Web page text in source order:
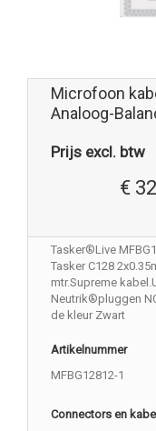
Microfoon
Analoog-
Prijs excl. btw
€
Tasker®Live
Tasker C128
mtr.Supreme
Neutrik®pluggen
de kleur Zwart
Artikelnummer
MFBG12812-1
Connectors en